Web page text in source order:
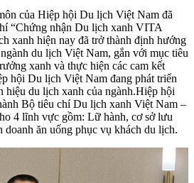
của Hiệp hội Du lịch Việt Nam đã
“Chứng nhận Du lịch xanh VITA
xanh hiện nay đã trở thành định hướng
du lịch Việt Nam, gắn với mục tiêu
xanh và thực hiện các cam kết
hội Du lịch Việt Nam đang phát triển
du lịch xanh của ngành.Hiệp hội
Bộ tiêu chí Du lịch xanh Việt Nam –
4 lĩnh vực gồm: Lữ hành, cơ sở lưu
doanh ăn uống phục vụ khách du lịch.